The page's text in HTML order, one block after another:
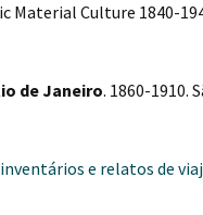
Material Culture 1840-
de Janeiro. 1860-1910.
e relatos de